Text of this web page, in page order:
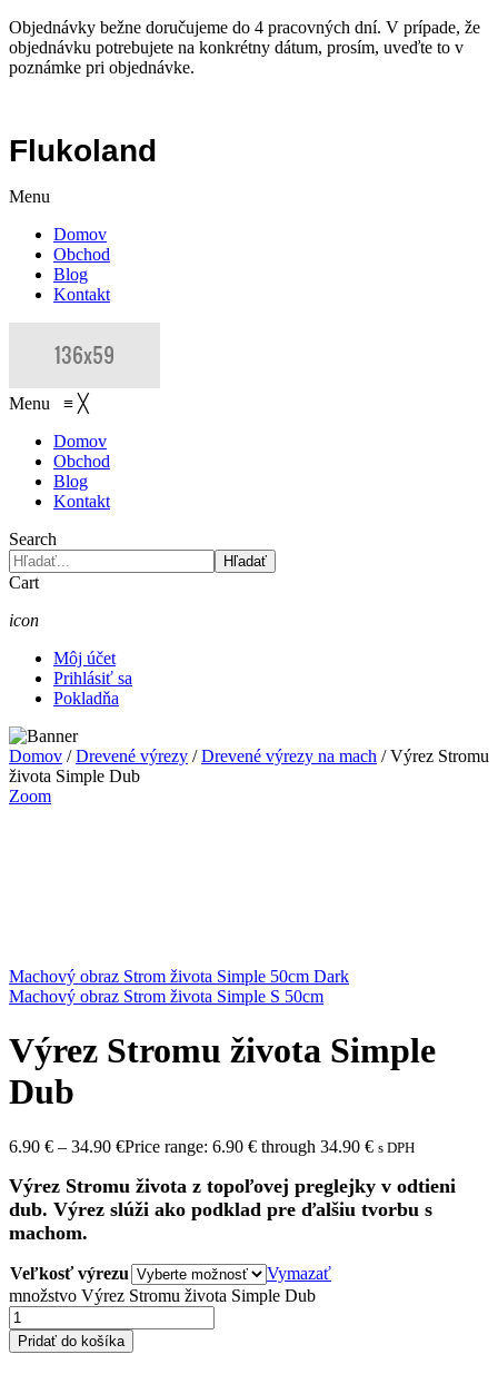
Objednávky bežne doručujeme do 4 pracovných dní. V prípade, že
objednávku potrebujete na konkrétny dátum, prosím, uveďte to v
poznámke pri objednávke.
Flukoland
Menu
Domov
Obchod
Blog
Kontakt
Menu ≡ ╳
Domov
Obchod
Blog
Kontakt
Search
Hľadať
Cart
icon
Môj účet
Prihlásiť sa
Pokladňa
Domov / Drevené výrezy / Drevené výrezy na mach /Výrez Stromu
života Simple Dub
Zoom
Machový obraz Strom života Simple 50cm Dark
Machový obraz Strom života Simple S 50cm
Výrez Stromu života Simple
Dub
6.90 € – 34.90 €Price range: 6.90 € through 34.90 € s DPH
Výrez Stromu života z topoľovej preglejky v odtieni
dub. Výrez slúži ako podklad pre ďalšiu tvorbu s
machom.
Veľkosť výrezu
Vymazať
množstvo Výrez Stromu života Simple Dub
Pridať do košíka